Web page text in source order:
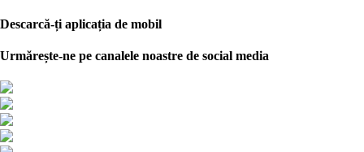
Descarcă-ți aplicația de mobil
Urmărește-ne pe canalele noastre de social media